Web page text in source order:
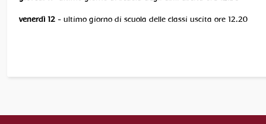
venerdì 12 - ultimo giorno di scuola delle classi uscita ore 12.20